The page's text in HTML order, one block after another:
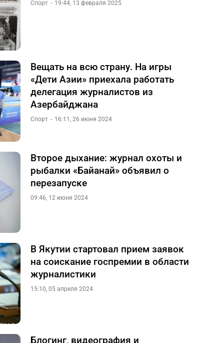
Спорт 19:44, 13 февраля 2025
Вещать на всю страну. На игры
«Дети Азии» приехала работать
делегация журналистов из
Азербайджана
Спорт 16:11, 26 июня 2024
Второе дыхание: журнал охоты и
рыбалки «Байанай» объявил о
перезапуске
09:46, 12 июня 2024
В Якутии стартовал прием заявок
на соискание госпремии в области
журналистики
15:10, 05 апреля 2024
Блогинг, видеография и